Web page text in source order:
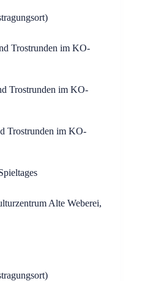
Trostrunden im KO-
Trostrunden im KO-
Trostrunden im KO-
Alte Weberei,